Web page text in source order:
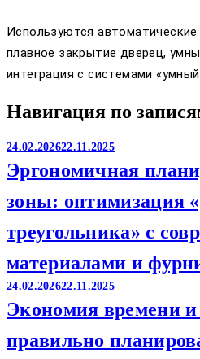
Используются
плавное закрытие дверец,
интеграция с системами
Навигация по
24.02.202622.11.2025
Эргономичная
зоны: оптимизация
треугольника» с
материалами и
24.02.202622.11.2025
Экономия времени и
правильно